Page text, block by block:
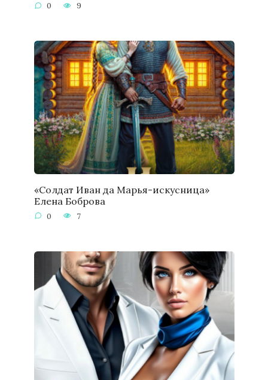
0 9
«Солдат Иван да Марья-искусница»
Елена Боброва
0 7